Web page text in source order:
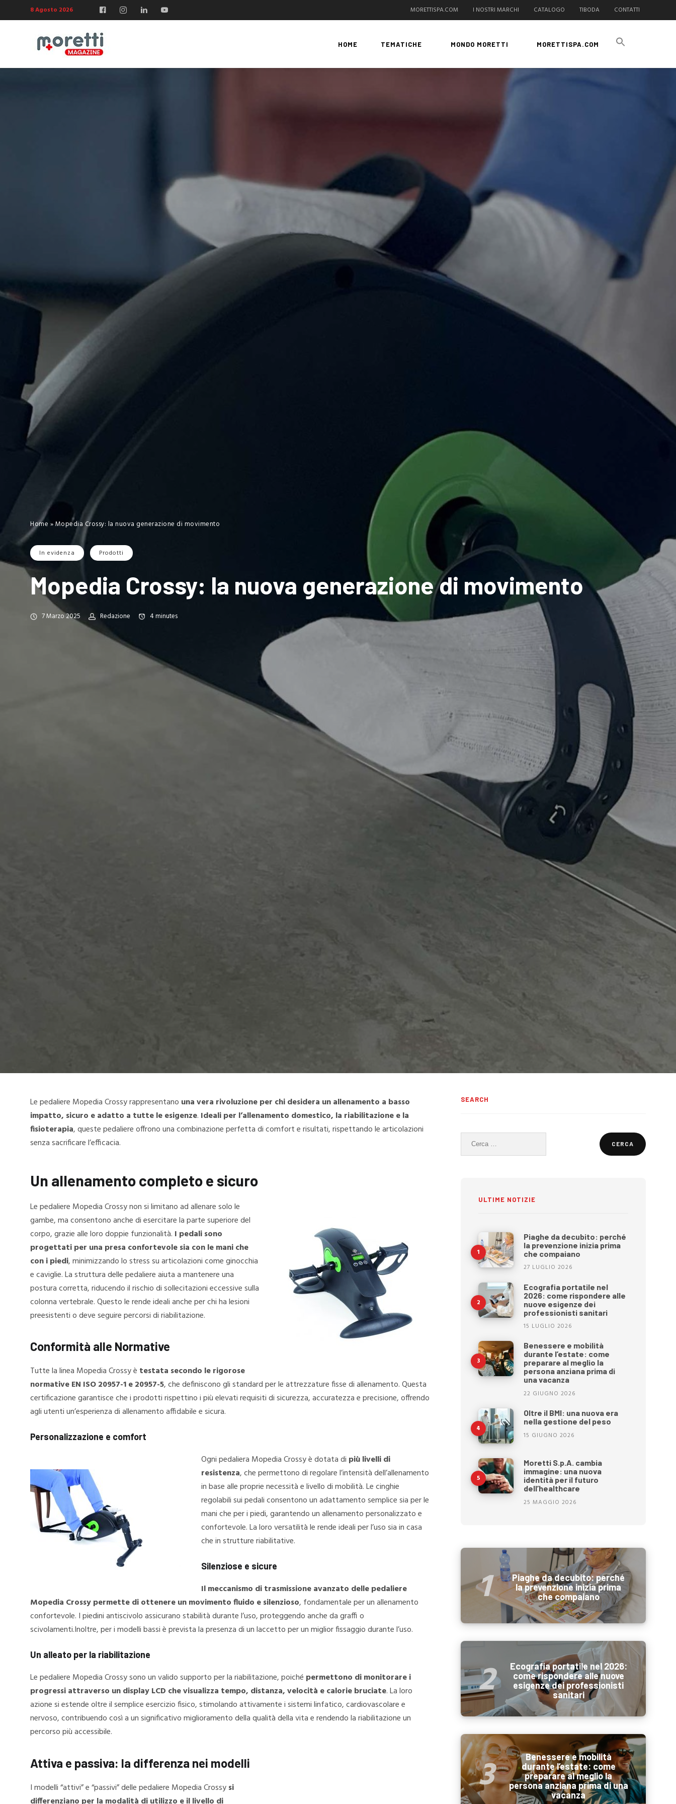
8 Agosto 2026 MORETTISPA.COM I NOSTRI MARCHI CATALOGO TIBODA CONTATTI
HOME TEMATICHE MONDO MORETTI MORETTISPA.COM
Home »Mopedia Crossy: la nuova generazione di movimento
In evidenza Prodotti
Mopedia Crossy: la nuova generazione di movimento
7 Marzo 2025 Redazione 4minutes
Le pedaliere Mopedia Crossy rappresentano una vera rivoluzione per chi desidera un allenamento a basso
impatto, sicuro e adatto a tutte le esigenze. Ideali per l’allenamento domestico, la riabilitazione e la
fisioterapia, queste pedaliere offrono una combinazione perfetta di comfort e risultati, rispettando le articolazioni
senza sacrificare l’efficacia.
Un allenamento completo e sicuro
Le pedaliere Mopedia Crossy non si limitano ad allenare solo le
gambe, ma consentono anche di esercitare la parte superiore del
corpo, grazie alle loro doppie funzionalità. I pedali sono
progettati per una presa confortevole sia con le mani che
con i piedi, minimizzando lo stress su articolazioni come ginocchia
e caviglie. La struttura delle pedaliere aiuta a mantenere una
postura corretta, riducendo il rischio di sollecitazioni eccessive sulla
colonna vertebrale. Questo le rende ideali anche per chi ha lesioni
preesistenti o deve seguire percorsi di riabilitazione.
Conformità alle Normative
Tutte la linea Mopedia Crossy è testata secondo le rigorose
normative EN ISO 20957-1 e 20957-5, che definiscono gli standard per le attrezzature fisse di allenamento. Questa
certificazione garantisce che i prodotti rispettino i più elevati requisiti di sicurezza, accuratezza e precisione, offrendo
agli utenti un’esperienza di allenamento affidabile e sicura.
Personalizzazione e comfort
Ogni pedaliera Mopedia Crossy è dotata di più livelli di
resistenza, che permettono di regolare l’intensità dell’allenamento
in base alle proprie necessità e livello di mobilità. Le cinghie
regolabili sui pedali consentono un adattamento semplice sia per le
mani che per i piedi, garantendo un allenamento personalizzato e
confortevole. La loro versatilità le rende ideali per l’uso sia in casa
che in strutture riabilitative.
Silenziose e sicure
Il meccanismo di trasmissione avanzato delle pedaliere
Mopedia Crossy permette di ottenere un movimento fluido e silenzioso, fondamentale per un allenamento
confortevole. I piedini antiscivolo assicurano stabilità durante l’uso, proteggendo anche da graffi o
scivolamenti.Inoltre, per i modelli bassi è prevista la presenza di un laccetto per un miglior fissaggio durante l’uso.
Un alleato per la riabilitazione
Le pedaliere Mopedia Crossy sono un valido supporto per la riabilitazione, poiché permettono di monitorare i
progressi attraverso un display LCD che visualizza tempo, distanza, velocità e calorie bruciate. La loro
azione si estende oltre il semplice esercizio fisico, stimolando attivamente i sistemi linfatico, cardiovascolare e
nervoso, contribuendo così a un significativo miglioramento della qualità della vita e rendendo la riabilitazione un
percorso più accessibile.
Attiva e passiva: la differenza nei modelli
I modelli “attivi” e “passivi” delle pedaliere Mopedia Crossysi
differenziano per la modalità di utilizzo e il livello di
SEARCH
Ricerca
per:
ULTIME NOTIZIE
Piaghe da decubito: perché
la prevenzione inizia prima
che compaiano
27 LUGLIO 2026
Ecografia portatile nel
2026: come rispondere alle
nuove esigenze dei
professionisti sanitari
15 LUGLIO 2026
Benessere e mobilità
durante l’estate: come
preparare al meglio la
persona anziana prima di
una vacanza
22 GIUGNO 2026
Oltre il BMI: una nuova era
nella gestione del peso
15 GIUGNO 2026
Moretti S.p.A. cambia
immagine: una nuova
identità per il futuro
dell’healthcare
25 MAGGIO 2026
Piaghe da decubito: perché
la prevenzione inizia prima
che compaiano
Ecografia portatile nel 2026:
come rispondere alle nuove
esigenze dei professionisti
sanitari
Benessere e mobilità
durante l’estate: come
preparare al meglio la
persona anziana prima di una
vacanza